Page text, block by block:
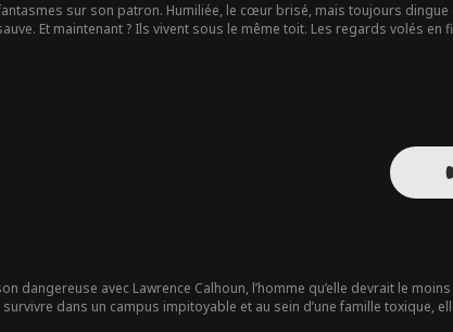
sur son patron. Humiliée, le cœur brisé, mais toujours dingue
Et maintenant ? Ils vivent sous le même toit. Les regards volés en
dangereuse avec Lawrence Calhoun, l’homme qu’elle devrait le
dans un campus impitoyable et au sein d’une famille toxique,